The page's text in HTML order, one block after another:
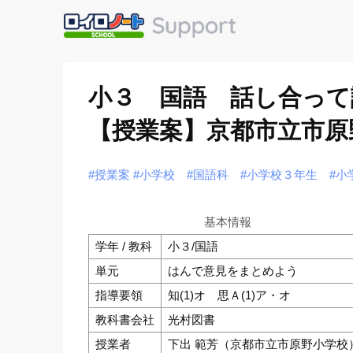
小３ 国語 話し合って
【授業案】京都市立市
#授業案 #小学校 #国語科 #小学校３年生 #小
基本情報
学年 / 教科
小３/国語
単元
はんで意見をまとめよう
指導要領
知(1)オ 思Ａ(1)ア・オ
教科書会社
光村図書
授業者
下出 範芳（京都市立市原野小学校